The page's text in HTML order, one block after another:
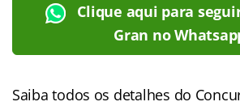
Clique aqui para
Gran no
Saiba todos os detalhes do